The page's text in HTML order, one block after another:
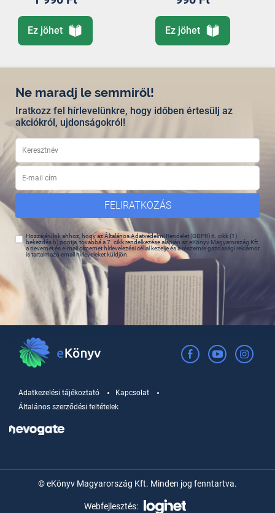
Ez jöhet Ez jöhet
Ne maradj le semmiről!
Iratkozz fel hírlevelünkre, hogy időben értesülj az
akciókról, ujdonságokról!
FELIRATKOZÁS
Hozzájárulok ahhoz, hogy az Általános Adatvédelmi Rendelet (GDPR) 6. cikk (1)
bekezdés b) pontja, továbbá a 7. cikk rendelkezése alapján az eKönyv Magyarország Kft.
a nevemet és e-mail címemet hírlevelezési céllal kezelje és a részemre gazdasági reklámot
is tartalmazó email hírleveleket küldjön.
Adatkezelési tájékoztató
Kapcsolat
Általános szerződési feltételek
© eKönyv Magyarország Kft. Minden jog fenntartva.
Webfejlesztés: